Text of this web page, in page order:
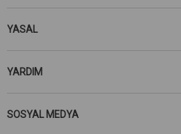
YASAL
YARDIM
SOSYAL MEDYA